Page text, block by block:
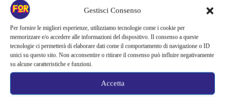
Gestisci Consenso
Per fornire le migliori esperienze, utilizziamo tecnologie come i cookie per
memorizzare e/o accedere alle informazioni del dispositivo. Il consenso a queste
tecnologie ci permetterà di elaborare dati come il comportamento di navigazione o ID
unici su questo sito. Non acconsentire o ritirare il consenso può influire negativamente
su alcune caratteristiche e funzioni.
Accetta
La sirenettaa breve in sala